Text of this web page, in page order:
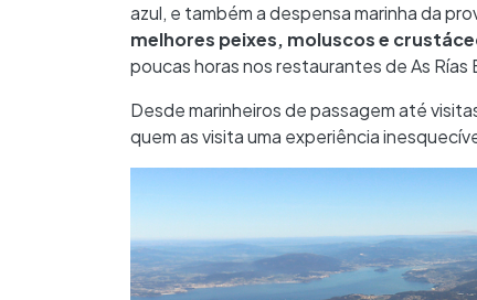
azul, e também a despensa marinha da
melhores peixes, moluscos e
poucas horas nos restaurantes de As Rías
Desde marinheiros de passagem até
quem as visita uma experiência